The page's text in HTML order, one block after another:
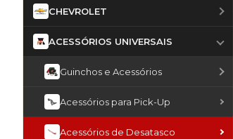
CHEVROLET
ACESSÓRIOS UNIVERSAIS
Guinchos e Acessórios
Acessórios para Pick-Up
Acessórios de Desatasco